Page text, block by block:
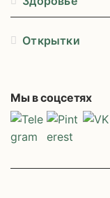
Открытки
Мы в соцсетях